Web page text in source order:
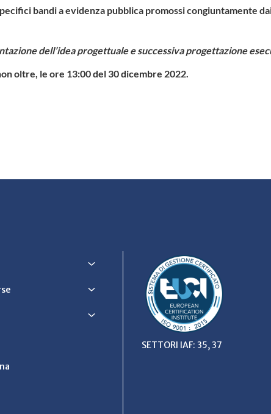
bandi a evidenza pubblica promossi congiuntamente
dell’idea progettuale e successiva progettazione
oltre, le ore 13:00 del 30 dicembre 2022.
SETTORI IAF: 35, 37